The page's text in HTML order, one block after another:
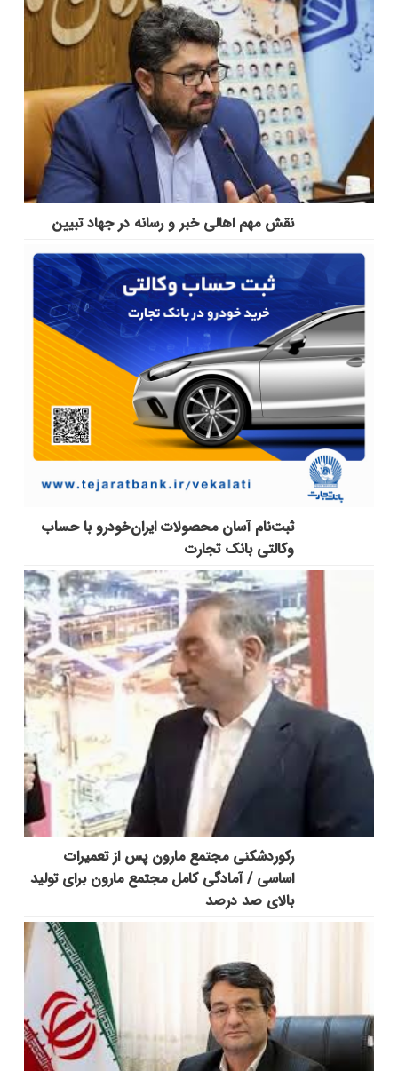
نقش مهم اهالی خبر و رسانه در جهاد تبیین
ثبت‌نام آسان محصولات ایران‌خودرو با حساب
وکالتی بانک تجارت
رکوردشکنی مجتمع مارون پس از تعمیرات
اساسی / آمادگی کامل مجتمع مارون برای تولید
بالای صد درصد